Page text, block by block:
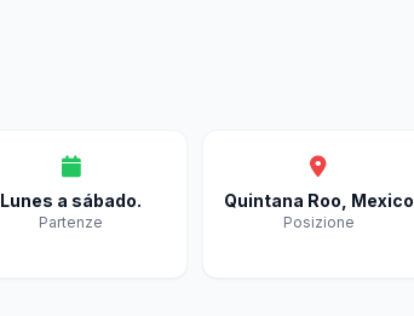
Lunes a sábado.
Partenze
Quintana Roo, Mexico
Posizione